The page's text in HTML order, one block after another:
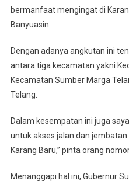
bermanfaat mengingat di
Banyuasin.
Dengan adanya angkutan ini
antara tiga kecamatan yakni
Kecamatan Sumber Marga
Telang.
Dalam kesempatan ini juga
untuk akses jalan dan
Karang Baru,” pinta orang
Menanggapi hal ini, Gubernur